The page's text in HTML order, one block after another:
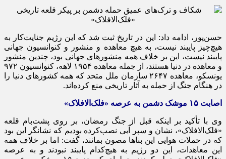
حسن‌پور، ادامه داد: این در تاریخ ثبت شد که این رژیم جنایت‌کار به
هیچ‌چیز پایبند نیست، به هیچ معاهده و منشور و کنوانسیون جهانی
پایبند نیست، این بر خلاف همه منشورهای جهانی بود، چندین منشور
و معاهده در دنیا هستند، از جمله معاهده ۱۹۵۴ لاهه، کنوانسیون ۹۷۲
یونسکو، معاهده ۲۶۴۷ سازمان ملل متحد که همه کشورهای دنیا را
در هنگام جنگ از حمله به آثار تاریخی منع کرده‌اند.
اصابت ۱۵ موشک دشمن به عرصه «فلک‌الافلاک»
وی با تأکید بر اینکه قبل از جنگ رمضان، بر روی پشت‌بام قلعه
«فلک‌الافلاک»، نشان و سپر آبی نصب‌کرده بودیم که نشانگر این بود
که در حملات هوایی این بناها مصون بمانند، گفت: اما بر خلاف همه
این معاهدات، این دو رژیم به هیچ‌کدام پایبند نبودند و به عرصه